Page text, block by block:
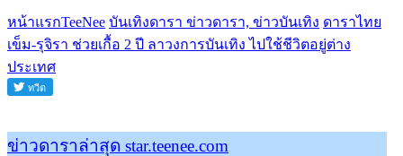
หน้าแรกTeeNee บันเทิงดารา ข่าวดารา, ข่าวบันเทิง ดาราไทย
เข็ม-รุจิรา ช่วยเกื้อ 2 ปี ลาวงการบันเทิง ไปใช้ชีวิตอยู่ต่าง
ประเทศ
ข่าวดาราล่าสุด star.teenee.com